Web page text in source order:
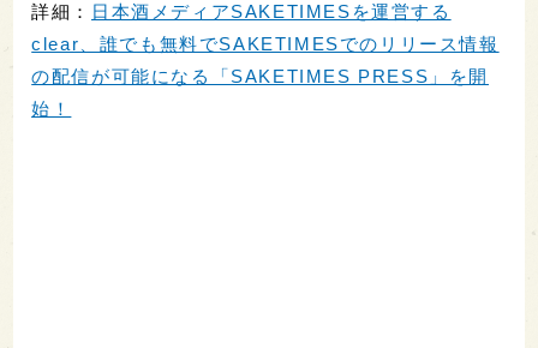
詳細：
日本酒メディアSAKETIMESを運営する
clear、誰でも無料でSAKETIMESでのリリース情報
の配信が可能になる「SAKETIMES PRESS」を開
始！